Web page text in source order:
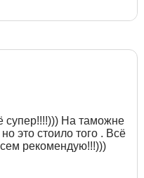
супер!!!!))) На таможне
это стоило того . Всё
рекомендую!!!)))